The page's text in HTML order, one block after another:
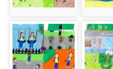
photo-
611
photo-
612